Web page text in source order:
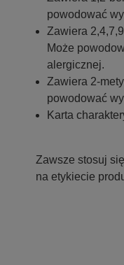
powodować
Zawiera
Może
alergicznej.
Zawiera 2-
powodować
Karta
Zawsze stosuj
na etykiecie